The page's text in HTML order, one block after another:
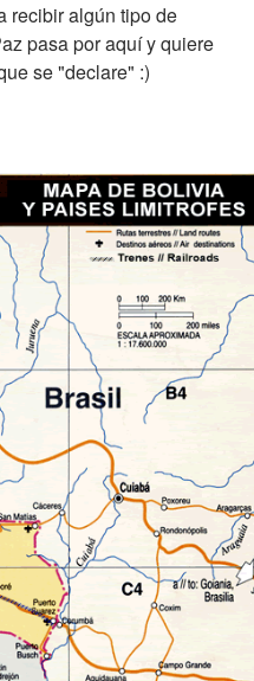
recibir algún tipo de
pasa por aquí y quiere
se "declare" :)